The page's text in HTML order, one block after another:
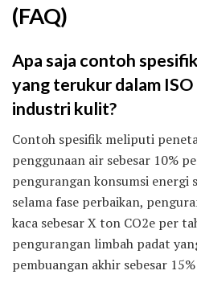
(FAQ)
Apa saja contoh
yang terukur dalam
industri kulit?
Contoh spesifik meliputi
penggunaan air sebesar 10%
pengurangan konsumsi energi
selama fase perbaikan,
kaca sebesar X ton CO2e per
pengurangan limbah padat
pembuangan akhir sebesar